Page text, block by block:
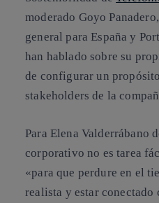
moderado Goyo
general para España y
han hablado sobre su
de configurar un
stakeholders de la
Para Elena Valderrábano
corporativo no es tarea
«para que perdure en el
realista y estar conectado